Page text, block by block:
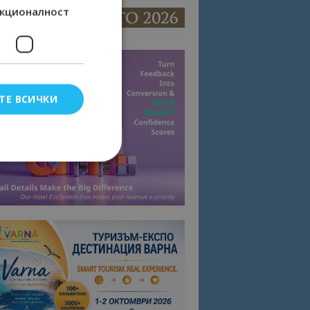
ВСИЧКИ
влизане и
съгласието
на сайта.